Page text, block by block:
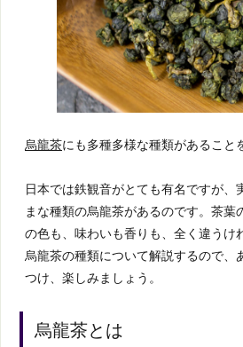
烏龍茶にも多種多様な種類があること
日本では鉄観音がとても有名ですが、
まな種類の烏龍茶があるのです。茶葉
の色も、味わいも香りも、全く違うけ
烏龍茶の種類について解説するので、
つけ、楽しみましょう。
烏龍茶とは